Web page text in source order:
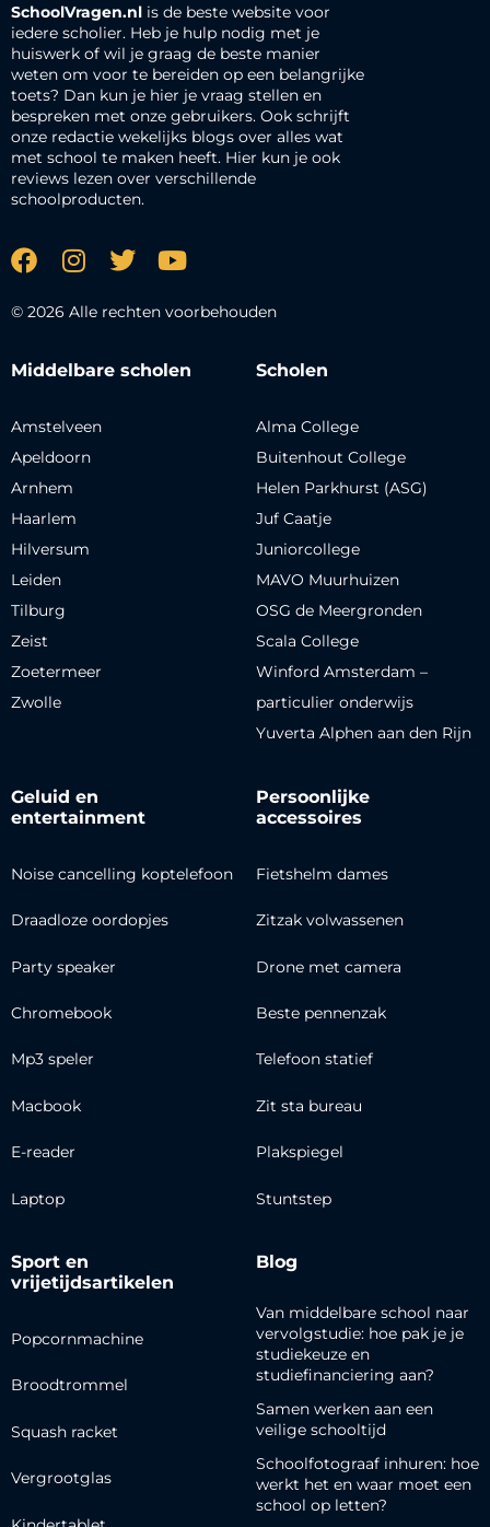
SchoolVragen.nl is de beste website voor
iedere scholier. Heb je hulp nodig met je
huiswerk of wil je graag de beste manier
weten om voor te bereiden op een belangrijke
toets? Dan kun je hier je vraag stellen en
bespreken met onze gebruikers. Ook schrijft
onze redactie wekelijks blogs over alles wat
met school te maken heeft. Hier kun je ook
reviews lezen over verschillende
schoolproducten.
© 2026 Alle rechten voorbehouden
Middelbare scholen
Amstelveen
Apeldoorn
Arnhem
Haarlem
Hilversum
Leiden
Tilburg
Zeist
Zoetermeer
Zwolle
Scholen
Alma College
Buitenhout College
Helen Parkhurst (ASG)
Juf Caatje
Juniorcollege
MAVO Muurhuizen
OSG de Meergronden
Scala College
Winford Amsterdam –
particulier onderwijs
Yuverta Alphen aan den Rijn
Geluid en
entertainment
Noise cancelling koptelefoon
Draadloze oordopjes
Party speaker
Chromebook
Mp3 speler
Macbook
E-reader
Laptop
Persoonlijke
accessoires
Fietshelm dames
Zitzak volwassenen
Drone met camera
Beste pennenzak
Telefoon statief
Zit sta bureau
Plakspiegel
Stuntstep
Sport en
vrijetijdsartikelen
Popcornmachine
Broodtrommel
Squash racket
Vergrootglas
Blog
Van middelbare school naar
vervolgstudie: hoe pak je je
studiekeuze en
studiefinanciering aan?
Samen werken aan een
veilige schooltijd
Schoolfotograaf inhuren: hoe
werkt het en waar moet een
school op letten?